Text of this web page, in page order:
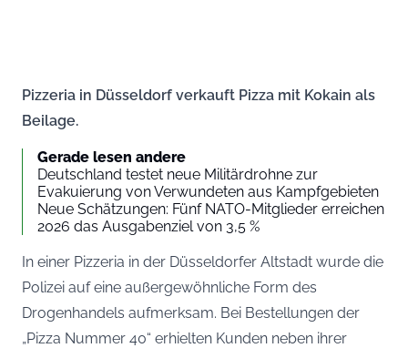
Pizzeria in Düsseldorf verkauft Pizza mit Kokain als
Beilage.
Gerade lesen andere
Deutschland testet neue Militärdrohne zur
Evakuierung von Verwundeten aus Kampfgebieten
Neue Schätzungen: Fünf NATO-Mitglieder erreichen
2026 das Ausgabenziel von 3,5 %
In einer Pizzeria in der Düsseldorfer Altstadt wurde die
Polizei auf eine außergewöhnliche Form des
Drogenhandels aufmerksam. Bei Bestellungen der
„Pizza Nummer 40“ erhielten Kunden neben ihrer